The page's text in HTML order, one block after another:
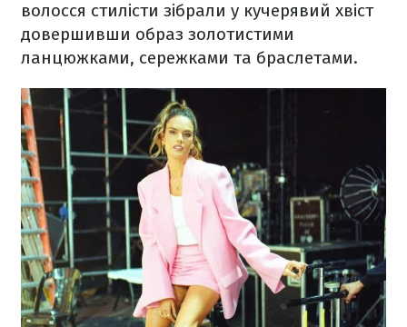
волосся стилісти зібрали у кучерявий хвіст
довершивши образ золотистими
ланцюжками, сережками та браслетами.